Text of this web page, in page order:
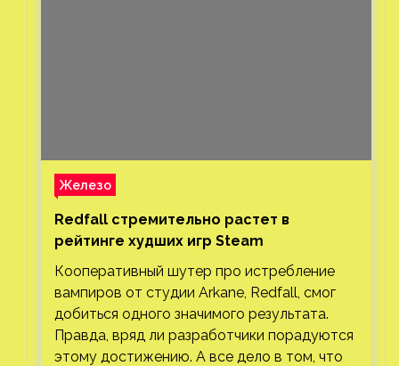
Железо
Redfall стремительно растет в
рейтинге худших игр Steam
Кооперативный шутер про истребление
вампиров от студии Arkane, Redfall, смог
добиться одного значимого результата.
Правда, вряд ли разработчики порадуются
этому достижению. А все дело в том, что